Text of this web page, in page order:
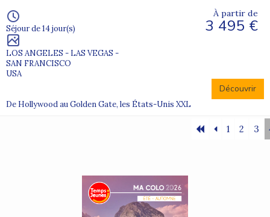
Séjour de 14 jour(s)
LOS ANGELES - LAS VEGAS -
SAN FRANCISCO
USA
À partir de
3 495 €
Découvrir
De Hollywood au Golden Gate, les États-Unis XXL
1 2 3